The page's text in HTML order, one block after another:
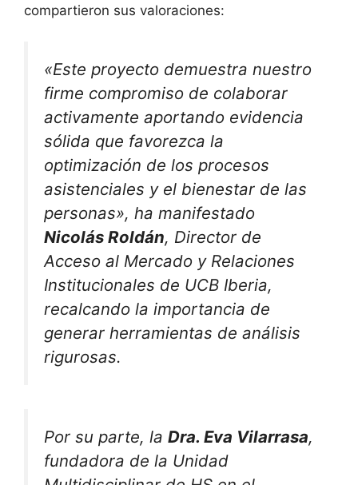
compartieron sus valoraciones:
«Este proyecto demuestra nuestro
firme compromiso de colaborar
activamente aportando evidencia
sólida que favorezca la
optimización de los procesos
asistenciales y el bienestar de las
personas», ha manifestado
Nicolás Roldán, Director de
Acceso al Mercado y Relaciones
Institucionales de UCB Iberia,
recalcando la importancia de
generar herramientas de análisis
rigurosas.
Por su parte, la Dra. Eva Vilarrasa,
fundadora de la Unidad